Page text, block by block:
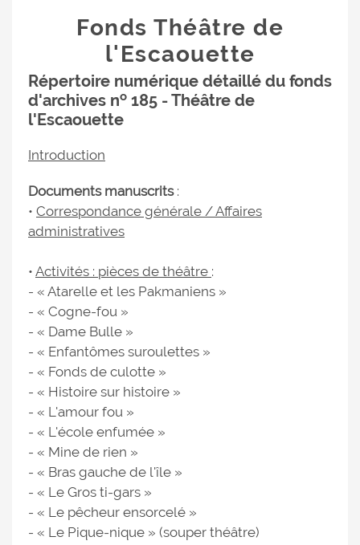
Fonds Théâtre de
l'Escaouette
Répertoire numérique détaillé du fonds
d'archives no 185 - Théâtre de
l'Escaouette
Introduction
Documents manuscrits :
• Correspondance générale / Affaires
administratives
• Activités : pièces de théâtre :
- « Atarelle et les Pakmaniens »
- « Cogne-fou »
- « Dame Bulle »
- « Enfantômes suroulettes »
- « Fonds de culotte »
- « Histoire sur histoire »
- « L'amour fou »
- « L'école enfumée »
- « Mine de rien »
- « Bras gauche de l'île »
- « Le Gros ti-gars »
- « Le pêcheur ensorcelé »
- « Le Pique-nique » (souper théâtre)